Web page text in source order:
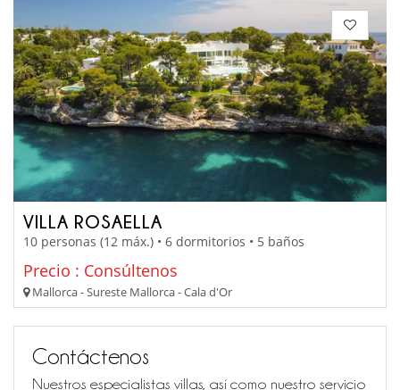
VILLA ROSAELLA
10 personas (12 máx.) • 6 dormitorios • 5 baños
Precio : Consúltenos
Mallorca - Sureste Mallorca - Cala d'Or
Contáctenos
Nuestros especialistas villas, así como nuestro servicio